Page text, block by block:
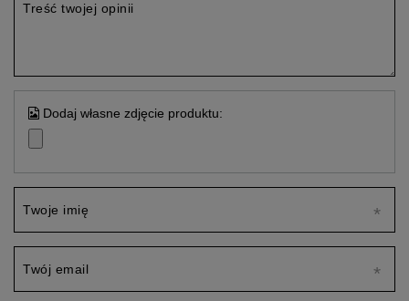
Treść twojej opinii
Dodaj własne zdjęcie produktu:
Twoje imię
Twój email